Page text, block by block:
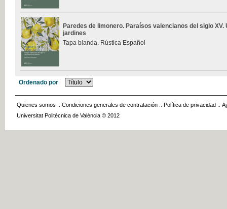
Paredes de limonero. Paraísos valencianos del siglo XV.
jardines
Tapa blanda. Rústica Español
Ordenado por
Quienes somos :: Condiciones generales de contratación :: Política de privacidad ::
Universitat Politècnica de València © 2012